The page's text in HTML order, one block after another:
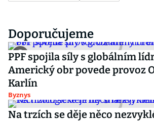
Doporučujeme
PPF spojila síly s globálním
Americký obr povede provoz
Karlín
Byznys
Na trzích se děje něco